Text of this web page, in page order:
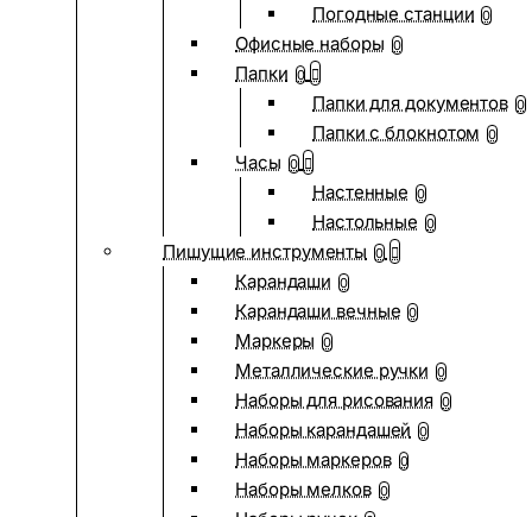
Погодные станции 0
Офисные наборы 0
Папки 0
Папки для документов 0
Папки с блокнотом 0
Часы 0
Настенные 0
Настольные 0
Пишущие инструменты 0
Карандаши 0
Карандаши вечные 0
Маркеры 0
Металлические ручки 0
Наборы для рисования 0
Наборы карандашей 0
Наборы маркеров 0
Наборы мелков 0